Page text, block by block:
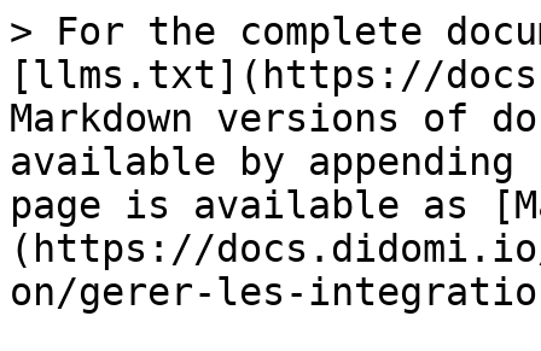
> For the complete
[llms.txt](https://
Markdown versions of
available by
page is available as
(https://
on/gerer-les-